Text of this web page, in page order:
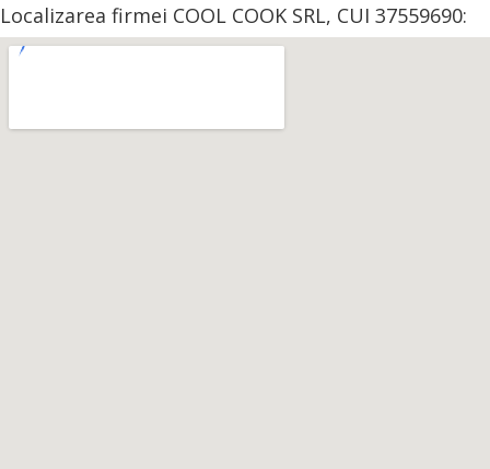
Localizarea firmei COOL COOK SRL, CUI 37559690: